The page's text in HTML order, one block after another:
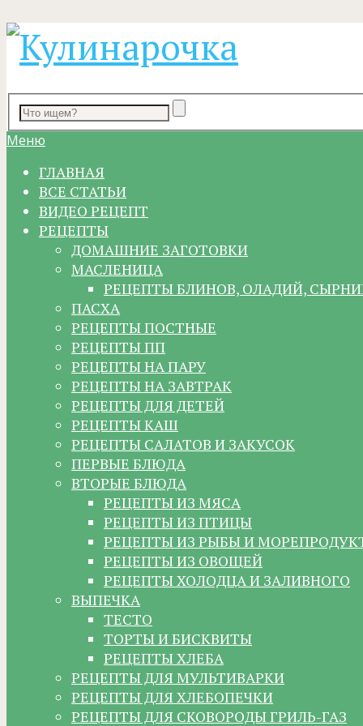
Меню
ГЛАВНАЯ
ВСЕ СТАТЬИ
ВИДЕО РЕЦЕПТ
РЕЦЕПТЫ
ДОМАШНИЕ ЗАГОТОВКИ
МАСЛЕНИЦА
РЕЦЕПТЫ БЛИНОВ, ОЛАДИЙ,
ПАСХА
РЕЦЕПТЫ ПОСТНЫЕ
РЕЦЕПТЫ ПП
РЕЦЕПТЫ НА ПАРУ
РЕЦЕПТЫ НА ЗАВТРАК
РЕЦЕПТЫ ДЛЯ ДЕТЕЙ
РЕЦЕПТЫ КАШ
РЕЦЕПТЫ САЛАТОВ И ЗАКУСОК
ПЕРВЫЕ БЛЮДА
ВТОРЫЕ БЛЮДА
РЕЦЕПТЫ ИЗ МЯСА
РЕЦЕПТЫ ИЗ ПТИЦЫ
РЕЦЕПТЫ ИЗ РЫБЫ И
РЕЦЕПТЫ ИЗ ОВОЩЕЙ
РЕЦЕПТЫ ХОЛОДЦА И ЗАЛИВНОГО
ВЫПЕЧКА
ТЕСТО
ТОРТЫ И БИСКВИТЫ
РЕЦЕПТЫ ХЛЕБА
РЕЦЕПТЫ ДЛЯ МУЛЬТИВАРКИ
РЕЦЕПТЫ ДЛЯ ХЛЕБОПЕЧКИ
РЕЦЕПТЫ ДЛЯ СКОВОРОДЫ ГРИЛЬ-ГАЗ